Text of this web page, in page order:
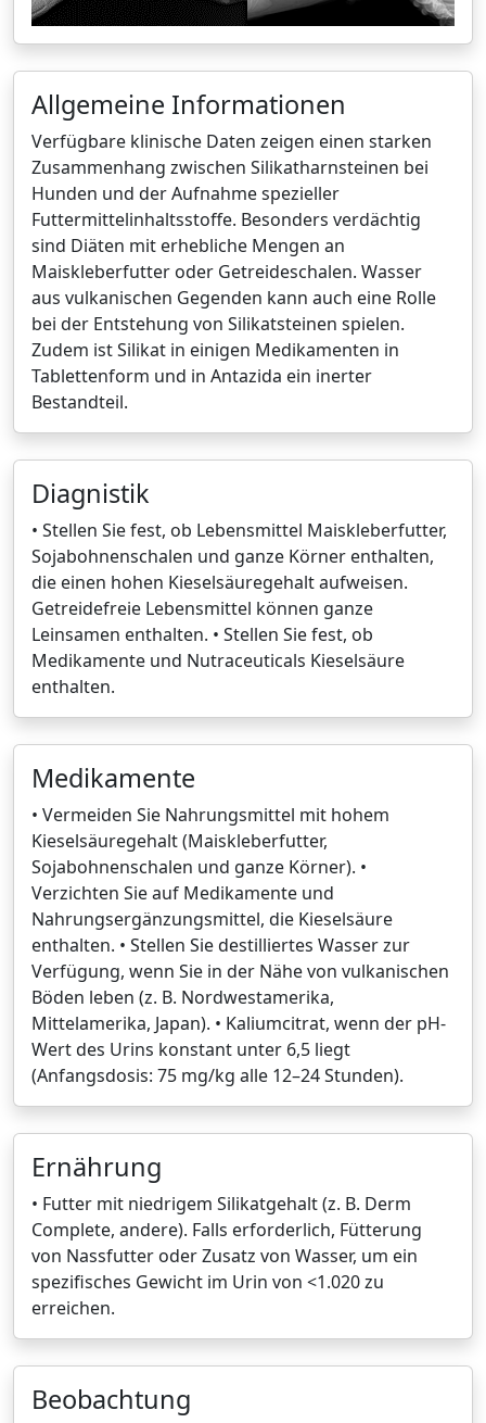
Allgemeine Informationen
Verfügbare klinische Daten zeigen einen starken
Zusammenhang zwischen Silikatharnsteinen bei
Hunden und der Aufnahme spezieller
Futtermittelinhaltsstoffe. Besonders verdächtig
sind Diäten mit erhebliche Mengen an
Maiskleberfutter oder Getreideschalen. Wasser
aus vulkanischen Gegenden kann auch eine Rolle
bei der Entstehung von Silikatsteinen spielen.
Zudem ist Silikat in einigen Medikamenten in
Tablettenform und in Antazida ein inerter
Bestandteil.
Diagnistik
• Stellen Sie fest, ob Lebensmittel Maiskleberfutter,
Sojabohnenschalen und ganze Körner enthalten,
die einen hohen Kieselsäuregehalt aufweisen.
Getreidefreie Lebensmittel können ganze
Leinsamen enthalten. • Stellen Sie fest, ob
Medikamente und Nutraceuticals Kieselsäure
enthalten.
Medikamente
• Vermeiden Sie Nahrungsmittel mit hohem
Kieselsäuregehalt (Maiskleberfutter,
Sojabohnenschalen und ganze Körner). •
Verzichten Sie auf Medikamente und
Nahrungsergänzungsmittel, die Kieselsäure
enthalten. • Stellen Sie destilliertes Wasser zur
Verfügung, wenn Sie in der Nähe von vulkanischen
Böden leben (z. B. Nordwestamerika,
Mittelamerika, Japan). • Kaliumcitrat, wenn der pH-
Wert des Urins konstant unter 6,5 liegt
(Anfangsdosis: 75 mg/kg alle 12–24 Stunden).
Ernährung
• Futter mit niedrigem Silikatgehalt (z. B. Derm
Complete, andere). Falls erforderlich, Fütterung
von Nassfutter oder Zusatz von Wasser, um ein
spezifisches Gewicht im Urin von <1.020 zu
erreichen.
Beobachtung